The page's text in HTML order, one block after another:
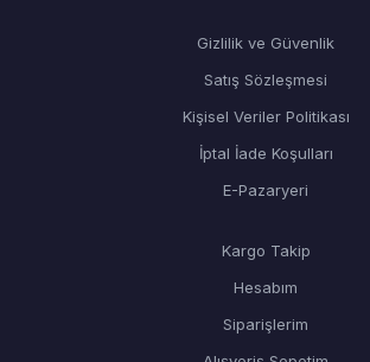
Gizlilik ve Güvenlik
Satış Sözleşmesi
Kişisel Veriler Politikası
İptal İade Koşulları
E-Pazaryeri
Kargo Takip
Hesabım
Siparişlerim